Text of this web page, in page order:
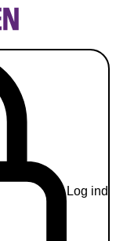
Log ind